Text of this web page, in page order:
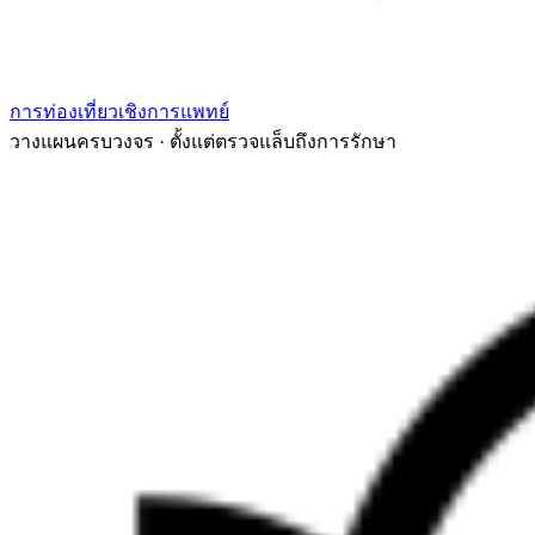
การท่องเที่ยวเชิงการแพทย์
วางแผนครบวงจร · ตั้งแต่ตรวจแล็บถึงการรักษา